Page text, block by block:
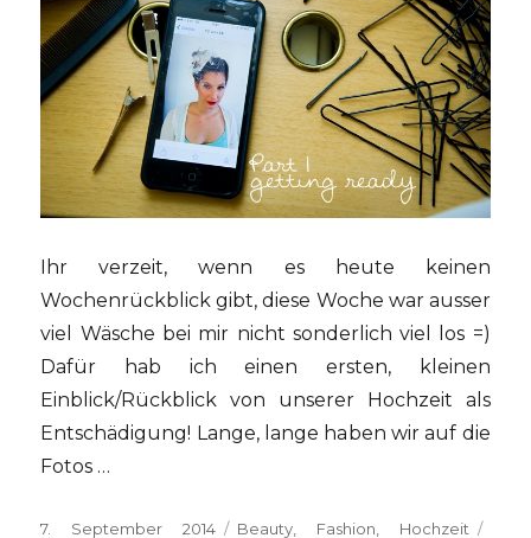
Ihr verzeit, wenn es heute keinen
Wochenrückblick gibt, diese Woche war ausser
viel Wäsche bei mir nicht sonderlich viel los =)
Dafür hab ich einen ersten, kleinen
Einblick/Rückblick von unserer Hochzeit als
Entschädigung! Lange, lange haben wir auf die
Fotos …
Veröffentlicht
7. September 2014 Kategorien
Beauty Fashion Hochzeit